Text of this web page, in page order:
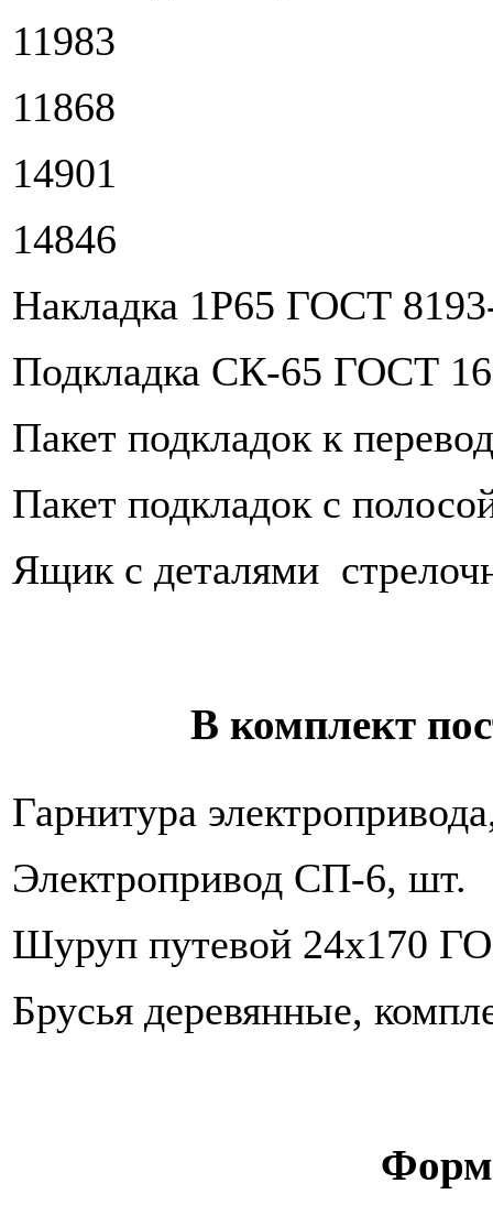
11983
11868
14901
14846
Накладка 1Р65 ГОСТ
Подкладка СК-65 ГОСТ
Пакет подкладок к
Пакет подкладок с
Ящик с деталями
В комплект
Гарнитура
Электропривод СП-6, шт.
Шуруп путевой 24х170
Брусья деревянные,